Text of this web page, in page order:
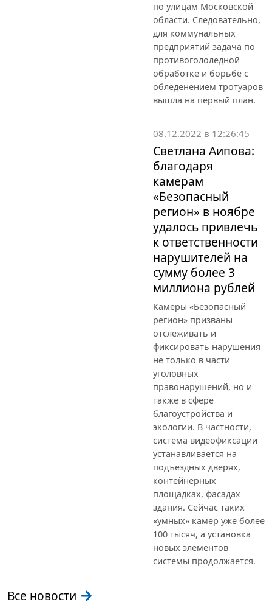
по улицам Московской
области. Следовательно,
для коммунальных
предприятий задача по
противогололедной
обработке и борьбе с
обледенением тротуаров
вышла на первый план.
08.12.2022 в 12:26:45
Светлана Аипова:
благодаря
камерам
«Безопасный
регион» в ноябре
удалось привлечь
к ответственности
нарушителей на
сумму более 3
миллиона рублей
Камеры «Безопасный
регион» призваны
отслеживать и
фиксировать нарушения
не только в части
уголовных
правонарушений, но и
также в сфере
благоустройства и
экологии. В частности,
система видеофиксации
устанавливается на
подъездных дверях,
контейнерных
площадках, фасадах
здания. Сейчас таких
«умных» камер уже более
100 тысяч, а установка
новых элементов
системы продолжается.
Все новости